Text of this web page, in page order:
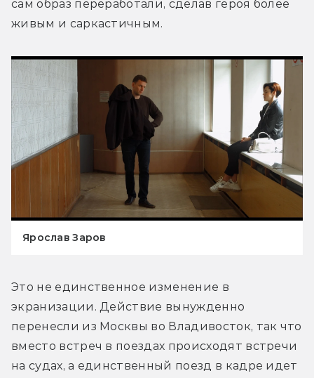
сам образ переработали, сделав героя более
живым и саркастичным.
Ярослав Заров
Это не единственное изменение в
экранизации. Действие вынужденно
перенесли из Москвы во Владивосток, так что
вместо встреч в поездах происходят встречи
на судах, а единственный поезд в кадре идет